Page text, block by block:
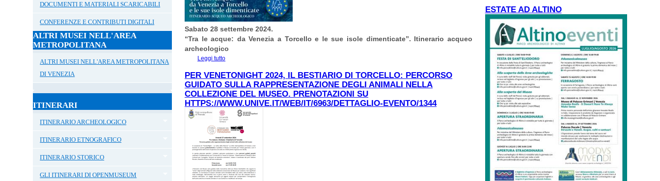
DOCUMENTI E MATERIALI SCARICABILI
CONFERENZE E CONTRIBUTI DIGITALI
ALTRI MUSEI NELL'AREA
METROPOLITANA
ALTRI MUSEI NELL'AREA METROPOLITANA
DI VENEZIA
ITINERARI
ITINERARIO ARCHEOLOGICO
ITINERARIO ETNOGRAFICO
ITINERARIO STORICO
GLI ITINERARI DI OPENMUSEUM
Sabato 28 settembre 2024.
“Tra le acque: da Venezia a Torcello e le sue isole dimenticate”. Itinerario acqueo
archeologico
Leggi tutto
PER VENETONIGHT 2024, IL BESTIARIO DI TORCELLO: PERCORSO
GUIDATO SULLA RAPPRESENTAZIONE DEGLI ANIMALI NELLA
COLLEZIONE DEL MUSEO. PRENOTAZIONI SU
HTTPS://WWW.UNIVE.IT/WEB/IT/6963/DETTAGLIO-EVENTO/1344
ESTATE AD ALTINO